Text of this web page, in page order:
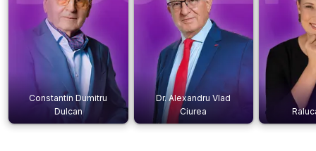
Constantin Dumitru
Dulcan
Dr. Alexandru Vlad
Ciurea